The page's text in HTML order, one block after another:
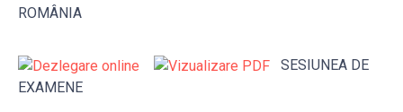
ROMÂNIA
SESIUNEA DE
EXAMENE